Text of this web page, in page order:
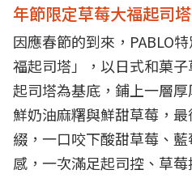
年節限定草莓大福起司
因應春節的到來，PABLO
福起司塔」，以日式和菓
起司塔為基底，鋪上一層
鮮奶油麻糬與鮮甜草莓，
綴，一口咬下酸甜草莓、
感，一次滿足起司控、草莓